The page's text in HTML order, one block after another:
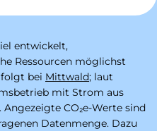
entwickelt,
Ressourcen möglichst
bei Mittwald; laut
mit Strom aus
CO₂e-Werte sind
Datenmenge. Dazu